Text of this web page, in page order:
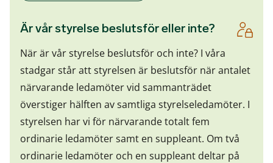
Är vår styrelse beslutsför eller inte?
När är vår styrelse beslutsför och inte? I våra
stadgar står att styrelsen är beslutsför när antalet
närvarande ledamöter vid sammanträdet
överstiger hälften av samtliga styrelseledamöter. I
styrelsen har vi för närvarande totalt fem
ordinarie ledamöter samt en suppleant. Om två
ordinarie ledamöter och en suppleant deltar på